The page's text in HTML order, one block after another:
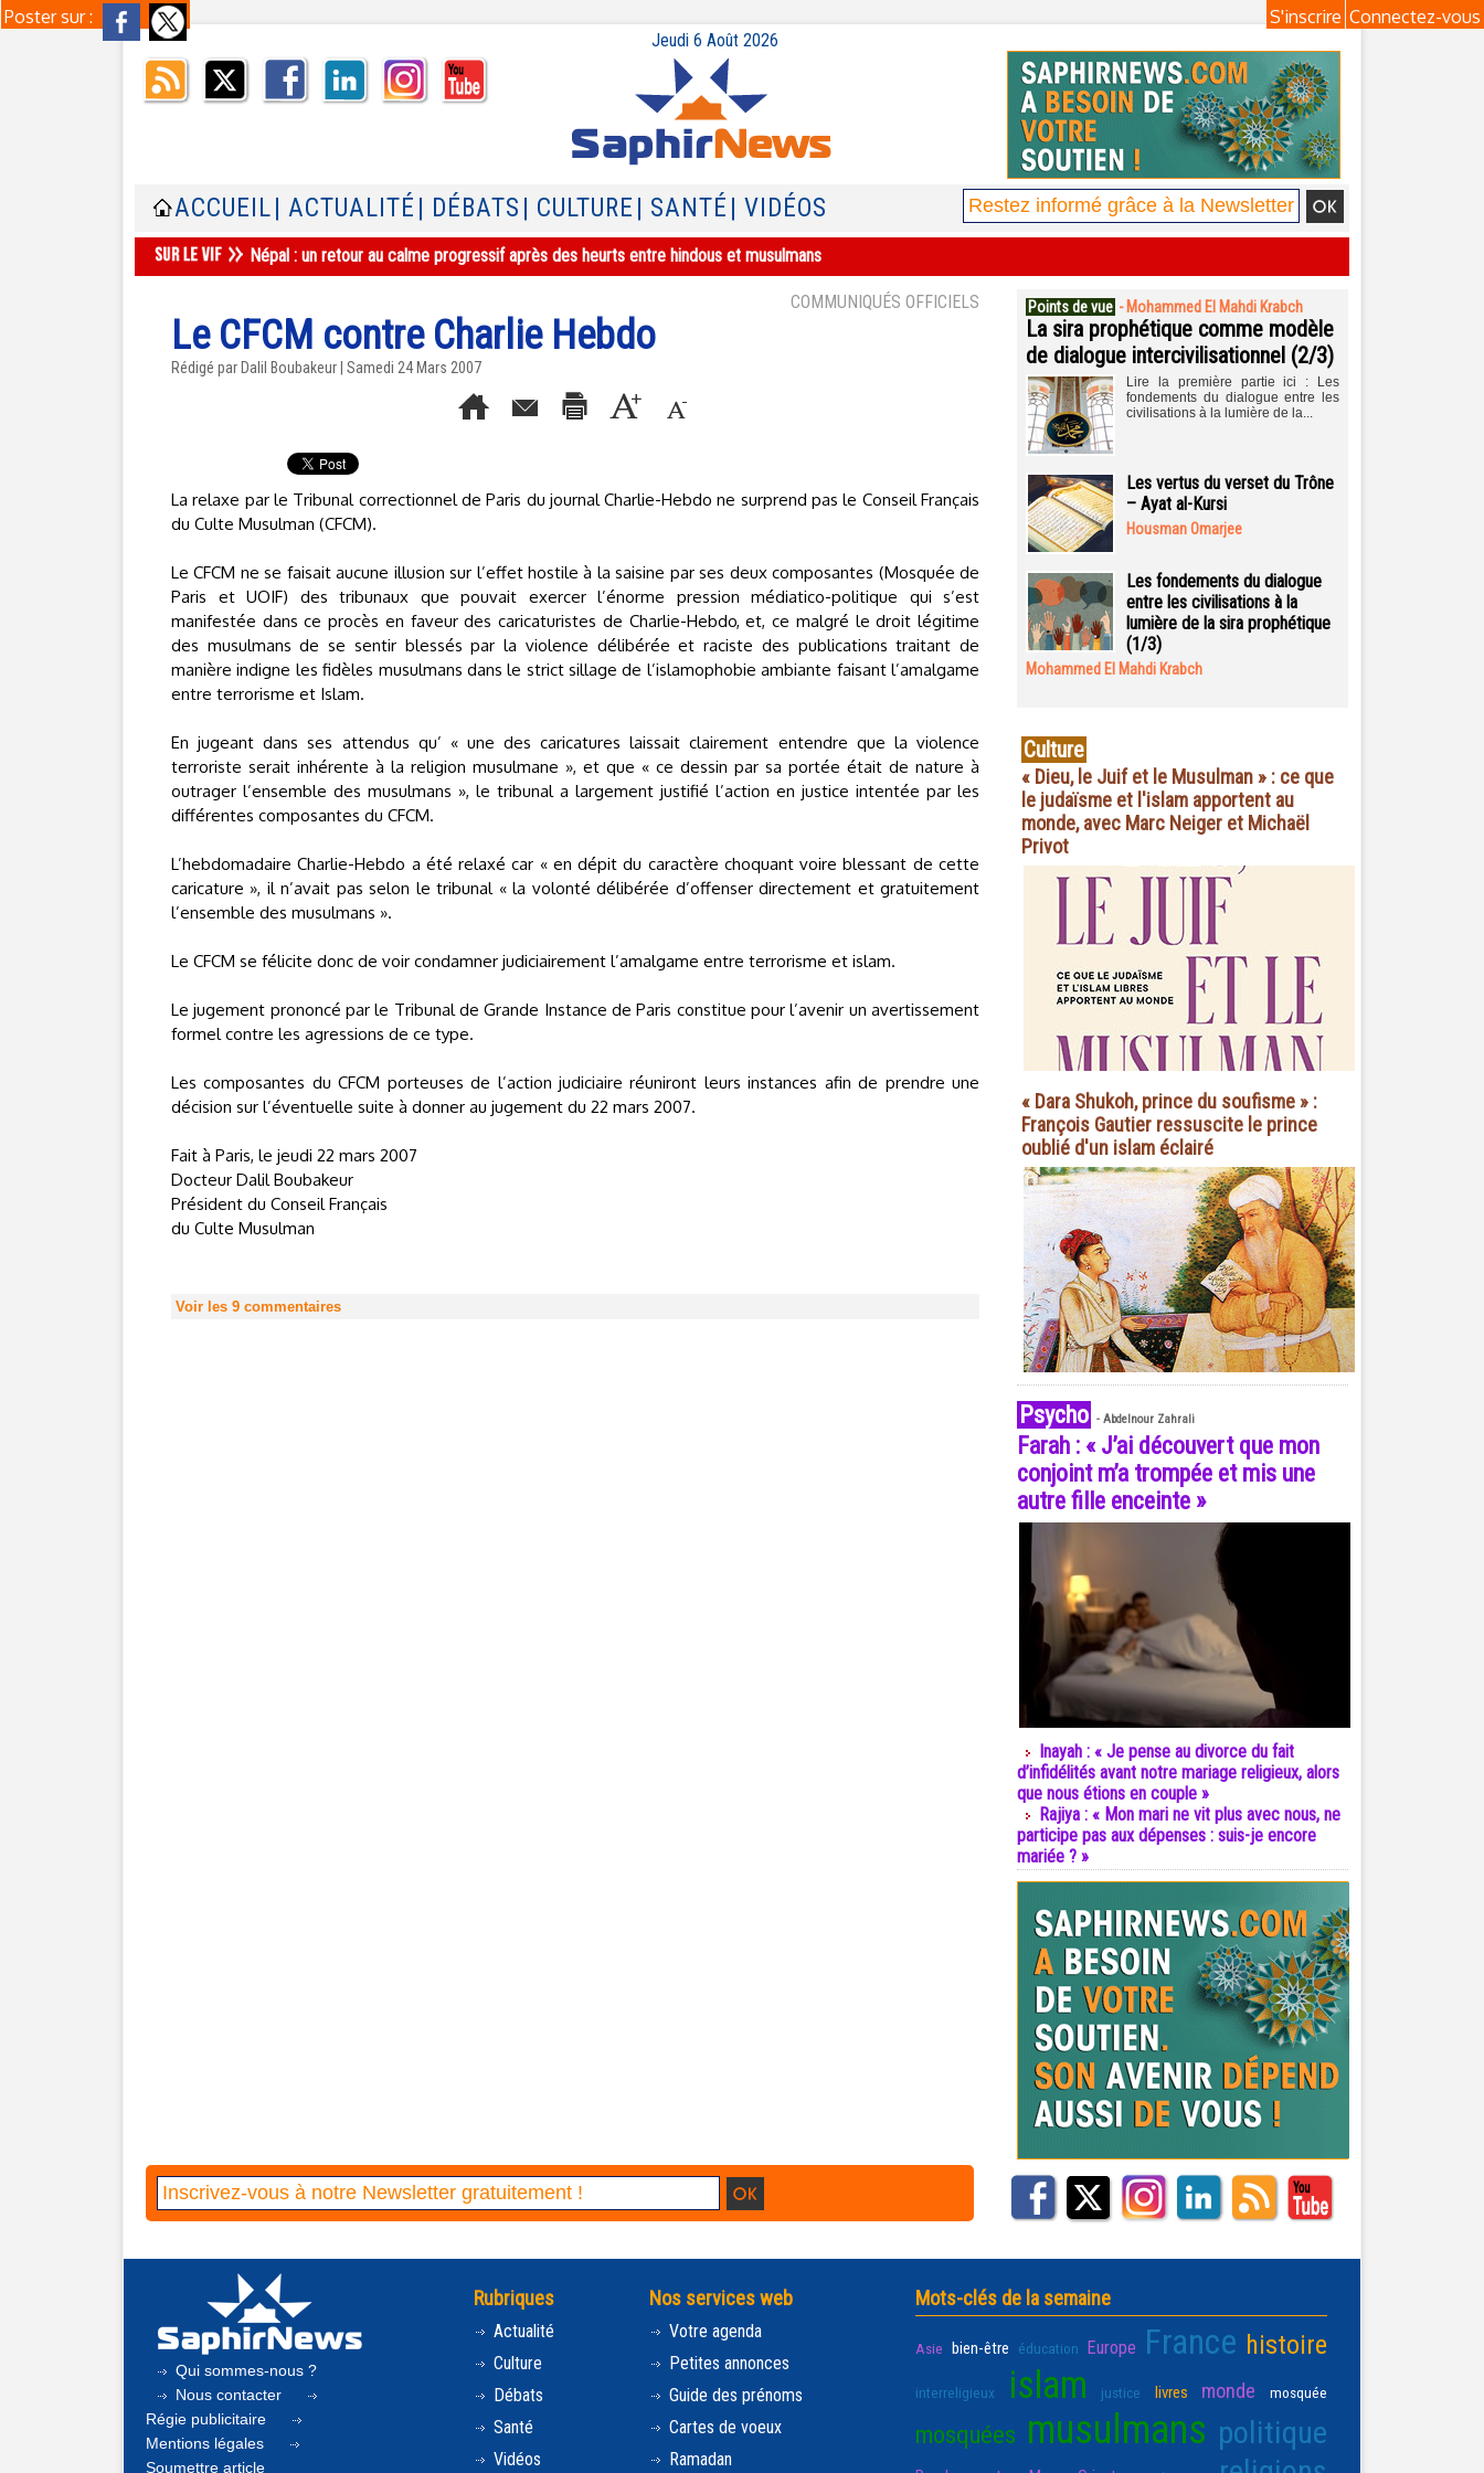
Poster sur : Connectez-vous
S'inscrire
Jeudi 6 Août 2026
ACCUEIL | ACTUALITÉ | DÉBATS | CULTURE | SANTÉ | VIDÉOS
Népal : un retour au calme progressif après des heurts entre hindous et musulmans
COMMUNIQUÉS OFFICIELS
Le CFCM contre Charlie Hebdo
Rédigé par Dalil Boubakeur | Samedi 24 Mars 2007
La relaxe par le Tribunal correctionnel de Paris du journal Charlie-Hebdo ne surprend pas le Conseil Français
du Culte Musulman (CFCM).
Le CFCM ne se faisait aucune illusion sur l’effet hostile à la saisine par ses deux composantes (Mosquée de
Paris et UOIF) des tribunaux que pouvait exercer l’énorme pression médiatico-politique qui s’est
manifestée dans ce procès en faveur des caricaturistes de Charlie-Hebdo, et, ce malgré le droit légitime
des musulmans de se sentir blessés par la violence délibérée et raciste des publications traitant de
manière indigne les fidèles musulmans dans le strict sillage de l’islamophobie ambiante faisant l’amalgame
entre terrorisme et Islam.
En jugeant dans ses attendus qu’ « une des caricatures laissait clairement entendre que la violence
terroriste serait inhérente à la religion musulmane », et que « ce dessin par sa portée était de nature à
outrager l’ensemble des musulmans », le tribunal a largement justifié l’action en justice intentée par les
différentes composantes du CFCM.
L’hebdomadaire Charlie-Hebdo a été relaxé car « en dépit du caractère choquant voire blessant de cette
caricature », il n’avait pas selon le tribunal « la volonté délibérée d’offenser directement et gratuitement
l’ensemble des musulmans ».
Le CFCM se félicite donc de voir condamner judiciairement l’amalgame entre terrorisme et islam.
Le jugement prononcé par le Tribunal de Grande Instance de Paris constitue pour l’avenir un avertissement
formel contre les agressions de ce type.
Les composantes du CFCM porteuses de l’action judiciaire réuniront leurs instances afin de prendre une
décision sur l’éventuelle suite à donner au jugement du 22 mars 2007.
Fait à Paris, le jeudi 22 mars 2007
Docteur Dalil Boubakeur
Président du Conseil Français
du Culte Musulman
Voir les 9 commentaires
Points de vue - Mohammed El Mahdi Krabch
La sira prophétique comme modèle
de dialogue intercivilisationnel (2/3)
Lire la première partie ici : Les
fondements du dialogue entre les
civilisations à la lumière de la...
Les vertus du verset du Trône
– Ayat al-Kursi
Housman Omarjee
Les fondements du dialogue
entre les civilisations à la
lumière de la sira prophétique
(1/3)
Mohammed El Mahdi Krabch
Culture
« Dieu, le Juif et le Musulman » : ce que
le judaïsme et l'islam apportent au
monde, avec Marc Neiger et Michaël
Privot
« Dara Shukoh, prince du soufisme » :
François Gautier ressuscite le prince
oublié d'un islam éclairé
Psycho - Abdelnour Zahrali
Farah : « J’ai découvert que mon
conjoint m’a trompée et mis une
autre fille enceinte »
Inayah : « Je pense au divorce du fait
d’infidélités avant notre mariage religieux, alors
que nous étions en couple »
Rajiya : « Mon mari ne vit plus avec nous, ne
participe pas aux dépenses : suis-je encore
mariée ? »
Qui sommes-nous ?
Nous contacter
Régie publicitaire
Mentions légales
Soumettre article
Rubriques
Actualité
Culture
Débats
Santé
Vidéos
Nos services web
Votre agenda
Petites annonces
Guide des prénoms
Cartes de voeux
Ramadan
Mots-clés de la semaine
Asie bien-être éducation Europe France histoire
interreligieux islam justice livres monde mosquée
mosquées musulmans politique